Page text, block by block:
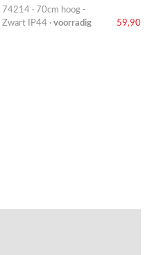
74214 · 70cm hoog -
Zwart IP44 · voorradig 59,90